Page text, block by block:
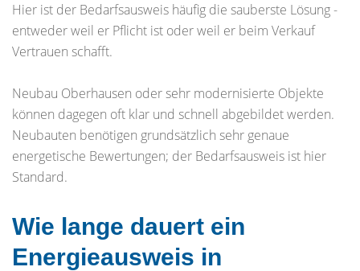
Hier ist der Bedarfsausweis häufig die sauberste Lösung -
entweder weil er Pflicht ist oder weil er beim Verkauf
Vertrauen schafft.
Neubau Oberhausen oder sehr modernisierte Objekte
können dagegen oft klar und schnell abgebildet werden.
Neubauten benötigen grundsätzlich sehr genaue
energetische Bewertungen; der Bedarfsausweis ist hier
Standard.
Wie lange dauert ein
Energieausweis in